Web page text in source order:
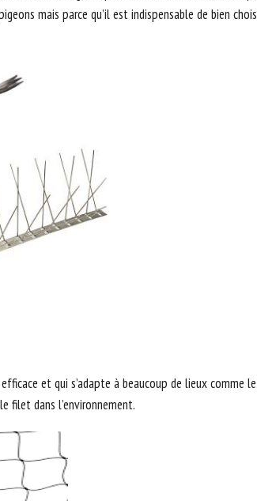
mais parce qu’il est indispensable de bien
efficace et qui s’adapte à beaucoup de lieux
filet dans l’environnement.